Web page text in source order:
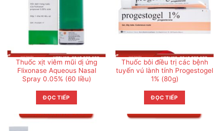
Thuốc xịt viêm mũi dị ứng
Flixonase Aqueous Nasal
Spray 0.05% (60 liều)
ĐỌC TIẾP
Thuốc bôi điều trị các bệnh
tuyến vú lành tính Progestogel
1% (80g)
ĐỌC TIẾP